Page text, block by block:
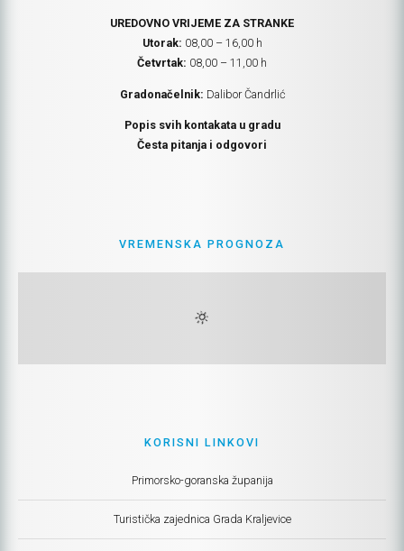
UREDOVNO VRIJEME ZA STRANKE
Utorak: 08,00 – 16,00 h
Četvrtak: 08,00 – 11,00 h
Gradonačelnik: Dalibor Čandrlić
Popis svih kontakata u gradu
Česta pitanja i odgovori
VREMENSKA PROGNOZA
KORISNI LINKOVI
Primorsko-goranska županija
Turistička zajednica Grada Kraljevice